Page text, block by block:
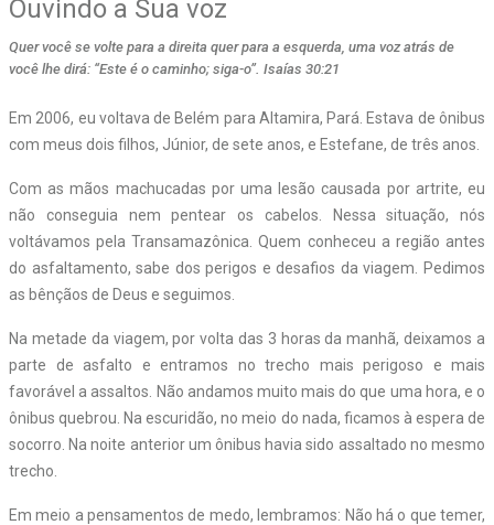
Ouvindo a Sua voz
Quer você se volte para a direita quer para a esquerda, uma voz atrás de
você lhe dirá: “Este é o caminho; siga-o”. Isaías 30:21
Em 2006, eu voltava de Belém para Altamira, Pará. Estava de ônibus
com meus dois filhos, Júnior, de sete anos, e Estefane, de três anos.
Com as mãos machucadas por uma lesão causada por artrite, eu
não conseguia nem pentear os cabelos. Nessa situação, nós
voltávamos pela Transamazônica. Quem conheceu a região antes
do asfaltamento, sabe dos perigos e desafios da viagem. Pedimos
as bênçãos de Deus e seguimos.
Na metade da viagem, por volta das 3 horas da manhã, deixamos a
parte de asfalto e entramos no trecho mais perigoso e mais
favorável a assaltos. Não andamos muito mais do que uma hora, e o
ônibus quebrou. Na escuridão, no meio do nada, ficamos à espera de
socorro. Na noite anterior um ônibus havia sido assaltado no mesmo
trecho.
Em meio a pensamentos de medo, lembramos: Não há o que temer,